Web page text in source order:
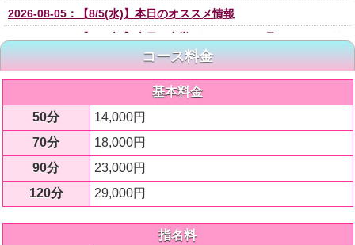
2026-08-05：【8/5(水)】本日のオススメ情報
2026-08-03：【8/3(月)】本日激推し体験入店がありますよー♡
2026-08-02：【8/2(日)】本日出勤の女の子オススメ情報☆
2026-08-02：【週刊ニュース8月2日号】史上最高に可愛い敏感美少
女『体験入店』＆SSS級の美人GAL入店しました♪
2026-08-01：【8/1(土)】 入店情報(^^♪※限定体験入店特別価格!!!
2026-07-31：【7/31(火)】7月最終日！！！！オススメ情報(・ω・)
コース料金
基本料金
50分
14,000円
70分
18,000円
90分
23,000円
120分
29,000円
指名料